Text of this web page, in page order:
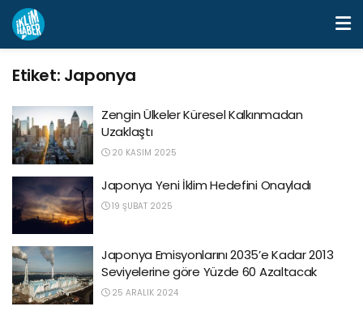
Etiket: Japonya
Zengin Ülkeler Küresel Kalkınmadan
Uzaklaştı
20 KASIM 2025
Japonya Yeni İklim Hedefini Onayladı
19 ŞUBAT 2025
Japonya Emisyonlarını 2035’e Kadar 2013
Seviyelerine göre Yüzde 60 Azaltacak
25 ARALIK 2024